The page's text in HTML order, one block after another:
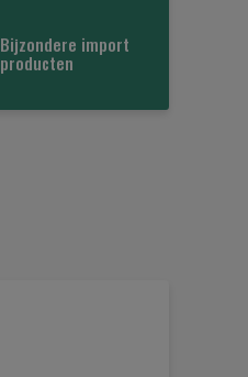
Bijzondere import
producten